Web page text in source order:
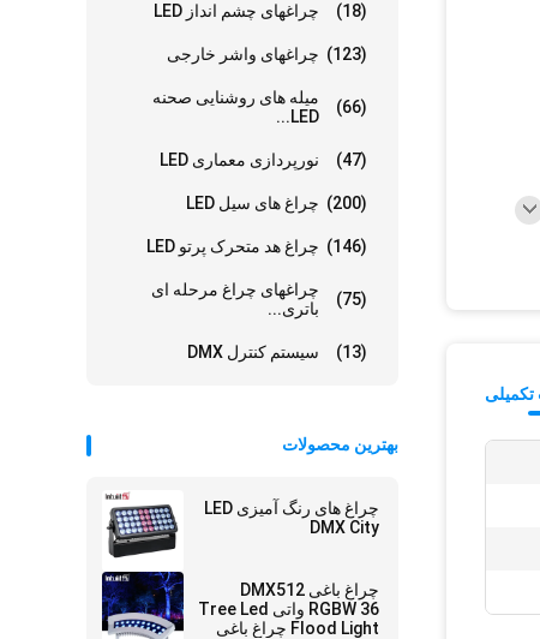
چراغهای چشم انداز LED (18)
چراغهای واشر خارجی (123)
میله های روشنایی صحنه
LED...
(66)
نورپردازی معماری LED (47)
چراغ های سیل LED (200)
چراغ هد متحرک پرتو LED (146)
چراغهای چراغ مرحله ای
باتری...
(75)
سیستم کنترل DMX (13)
بهترین محصولات
چراغ های رنگ آمیزی LED
DMX City
چراغ باغی DMX512
RGBW 36 واتی Tree Led
Flood Light چراغ باغی
تکمیلی